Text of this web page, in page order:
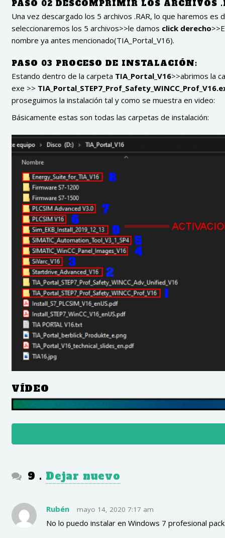
PASO 02 DESCOMPRIMIR LOS ARCHIVOS
Una vez descargado los 5 archivos .RAR, lo que haremos
seleccionaremos los 5 archivos>>le damos click derecho
nombre ya antes mencionado(TIA_Portal_V16).
PASO 03 PROCESO DE INSTALACIÓN:
Estando dentro de la carpeta TIA_Portal_V16>>abrimos la
exe >>
proseguimos la instalación tal y como se muestra en video:
Básicamente estas son todas las carpetas de instalación:
VÍDEO
9 comentarios
. Dejar nuevo
Rubén mayo 14, 2020 7:17 am
No lo puedo instalar en Windows 7 profesional